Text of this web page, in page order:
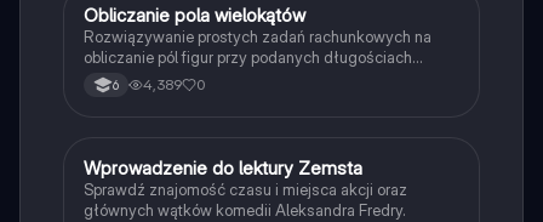
OMatematyka
Obliczanie pola wielokątów
Rozwiązywanie prostych zadań rachunkowych na
obliczanie pól figur przy podanych długościach
boków i wysokości.
6 4,389 0
WJęzyk polski
Wprowadzenie do lektury Zemsta
Sprawdź znajomość czasu i miejsca akcji oraz
głównych wątków komedii Aleksandra Fredry.